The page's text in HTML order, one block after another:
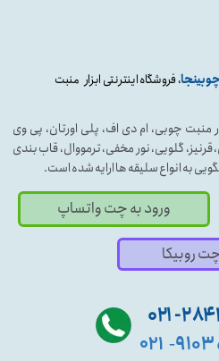
، فروشگاه اینترنتی ابزار منبت
منبت چوبی، ام دی اف، پلی اورتان، پی وی
گلویی، نور مخفی، ترمووال، قاب بندی
به انواع سلیقه ها ارایه شده است.
ورود به چت واتساپ
-۰۲۱
روبیکا